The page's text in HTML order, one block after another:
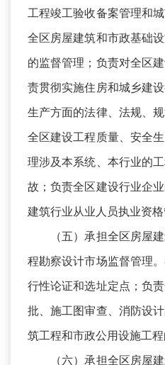
工程竣工验收备案管理和
全区房屋建筑和市政基础
的监督管理；负责对全区
责贯彻实施住房和城乡建
生产方面的法律、法规、
全区建设工程质量、安全
理涉及本系统、本行业的
故；负责全区建设行业企
建筑行业从业人员执业资格
（五）承担全区房屋建
程勘察设计市场监督管理
行性论证和选址定点；负
批、施工图审查、消防设
筑工程和市政公用设施工程
（六）承担全区房屋建